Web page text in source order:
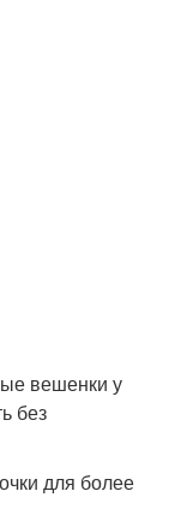
соусе
в домашних
вешенки у
без
для более